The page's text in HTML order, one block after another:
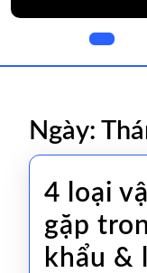
Ngày:
4 loại
gặp
khẩu &